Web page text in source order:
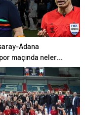
Adana
maçında neler
Murat Sancak
'Ensesindeyim, vay